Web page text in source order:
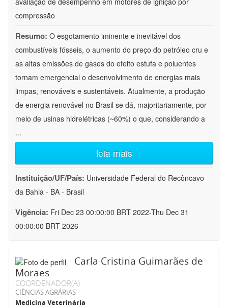
compressão
Resumo: O esgotamento iminente e inevitável dos
combustíveis fósseis, o aumento do preço do petróleo cru e
as altas emissões de gases do efeito estufa e poluentes
tornam emergencial o desenvolvimento de energias mais
limpas, renováveis e sustentáveis. Atualmente, a produção
de energia renovável no Brasil se dá, majoritariamente, por
meio de usinas hidrelétricas (~60%) o que, considerando a
...
leia mais
Instituição/UF/País: Universidade Federal do Recôncavo
da Bahia - BA - Brasil
Vigência: Fri Dec 23 00:00:00 BRT 2022-Thu Dec 31
00:00:00 BRT 2026
Carla Cristina Guimarães de
Moraes
COORDENADOR(A)
CIÊNCIAS AGRÁRIAS
Medicina Veterinária